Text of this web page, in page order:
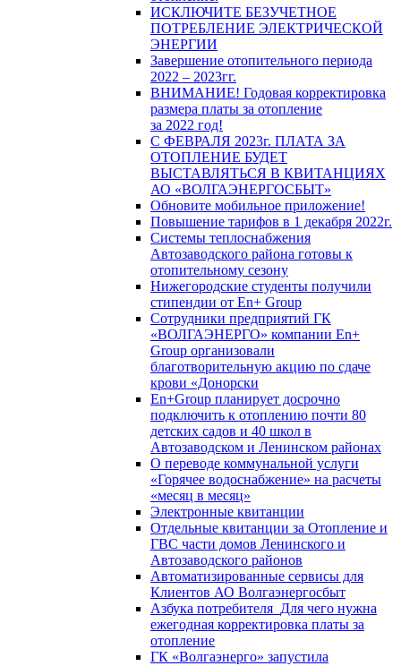
ИСКЛЮЧИТЕ БЕЗУЧЕТНОЕ
ПОТРЕБЛЕНИЕ ЭЛЕКТРИЧЕСКОЙ
ЭНЕРГИИ
Завершение отопительного периода
2022 – 2023гг.
ВНИМАНИЕ! Годовая корректировка
размера платы за отопление
за 2022 год!
С ФЕВРАЛЯ 2023г. ПЛАТА ЗА
ОТОПЛЕНИЕ БУДЕТ
ВЫСТАВЛЯТЬСЯ В КВИТАНЦИЯХ
АО «ВОЛГАЭНЕРГОСБЫТ»
Обновите мобильное приложение!
Повышение тарифов в 1 декабря 2022г.
Системы теплоснабжения
Автозаводского района готовы к
отопительному сезону
Нижегородские студенты получили
стипендии от En+ Group
Сотрудники предприятий ГК
«ВОЛГАЭНЕРГО» компании En+
Group организовали
благотворительную акцию по сдаче
крови «Донорски
En+Group планирует досрочно
подключить к отоплению почти 80
детских садов и 40 школ в
Автозаводском и Ленинском районах
О переводе коммунальной услуги
«Горячее водоснабжение» на расчеты
«месяц в месяц»
Электронные квитанции
Отдельные квитанции за Отопление и
ГВС части домов Ленинского и
Автозаводского районов
Автоматизированные сервисы для
Клиентов АО Волгаэнергосбыт
Азбука потребителя_Для чего нужна
ежегодная корректировка платы за
отопление
ГК «Волгаэнерго» запустила